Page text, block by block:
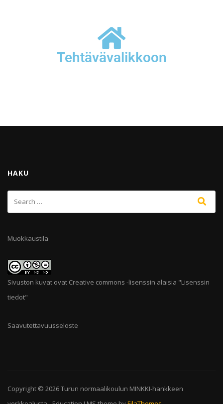
Tehtävävalikkoon
HAKU
Muokkaustila
Sivuston kuvat ovat Creative commons -lisenssin alaisia "Lisenssin
tiedot"
Saavutettavuusseloste
Copyright © 2026Turun normaalikoulun MINKKI-hankkeen